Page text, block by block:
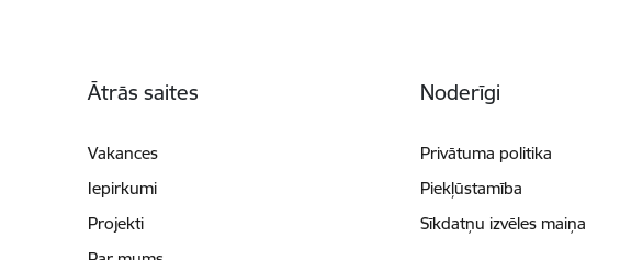
Ātrās saites
Vakances
Iepirkumi
Projekti
Noderīgi
Privātuma politika
Piekļūstamība
Sīkdatņu izvēles maiņa